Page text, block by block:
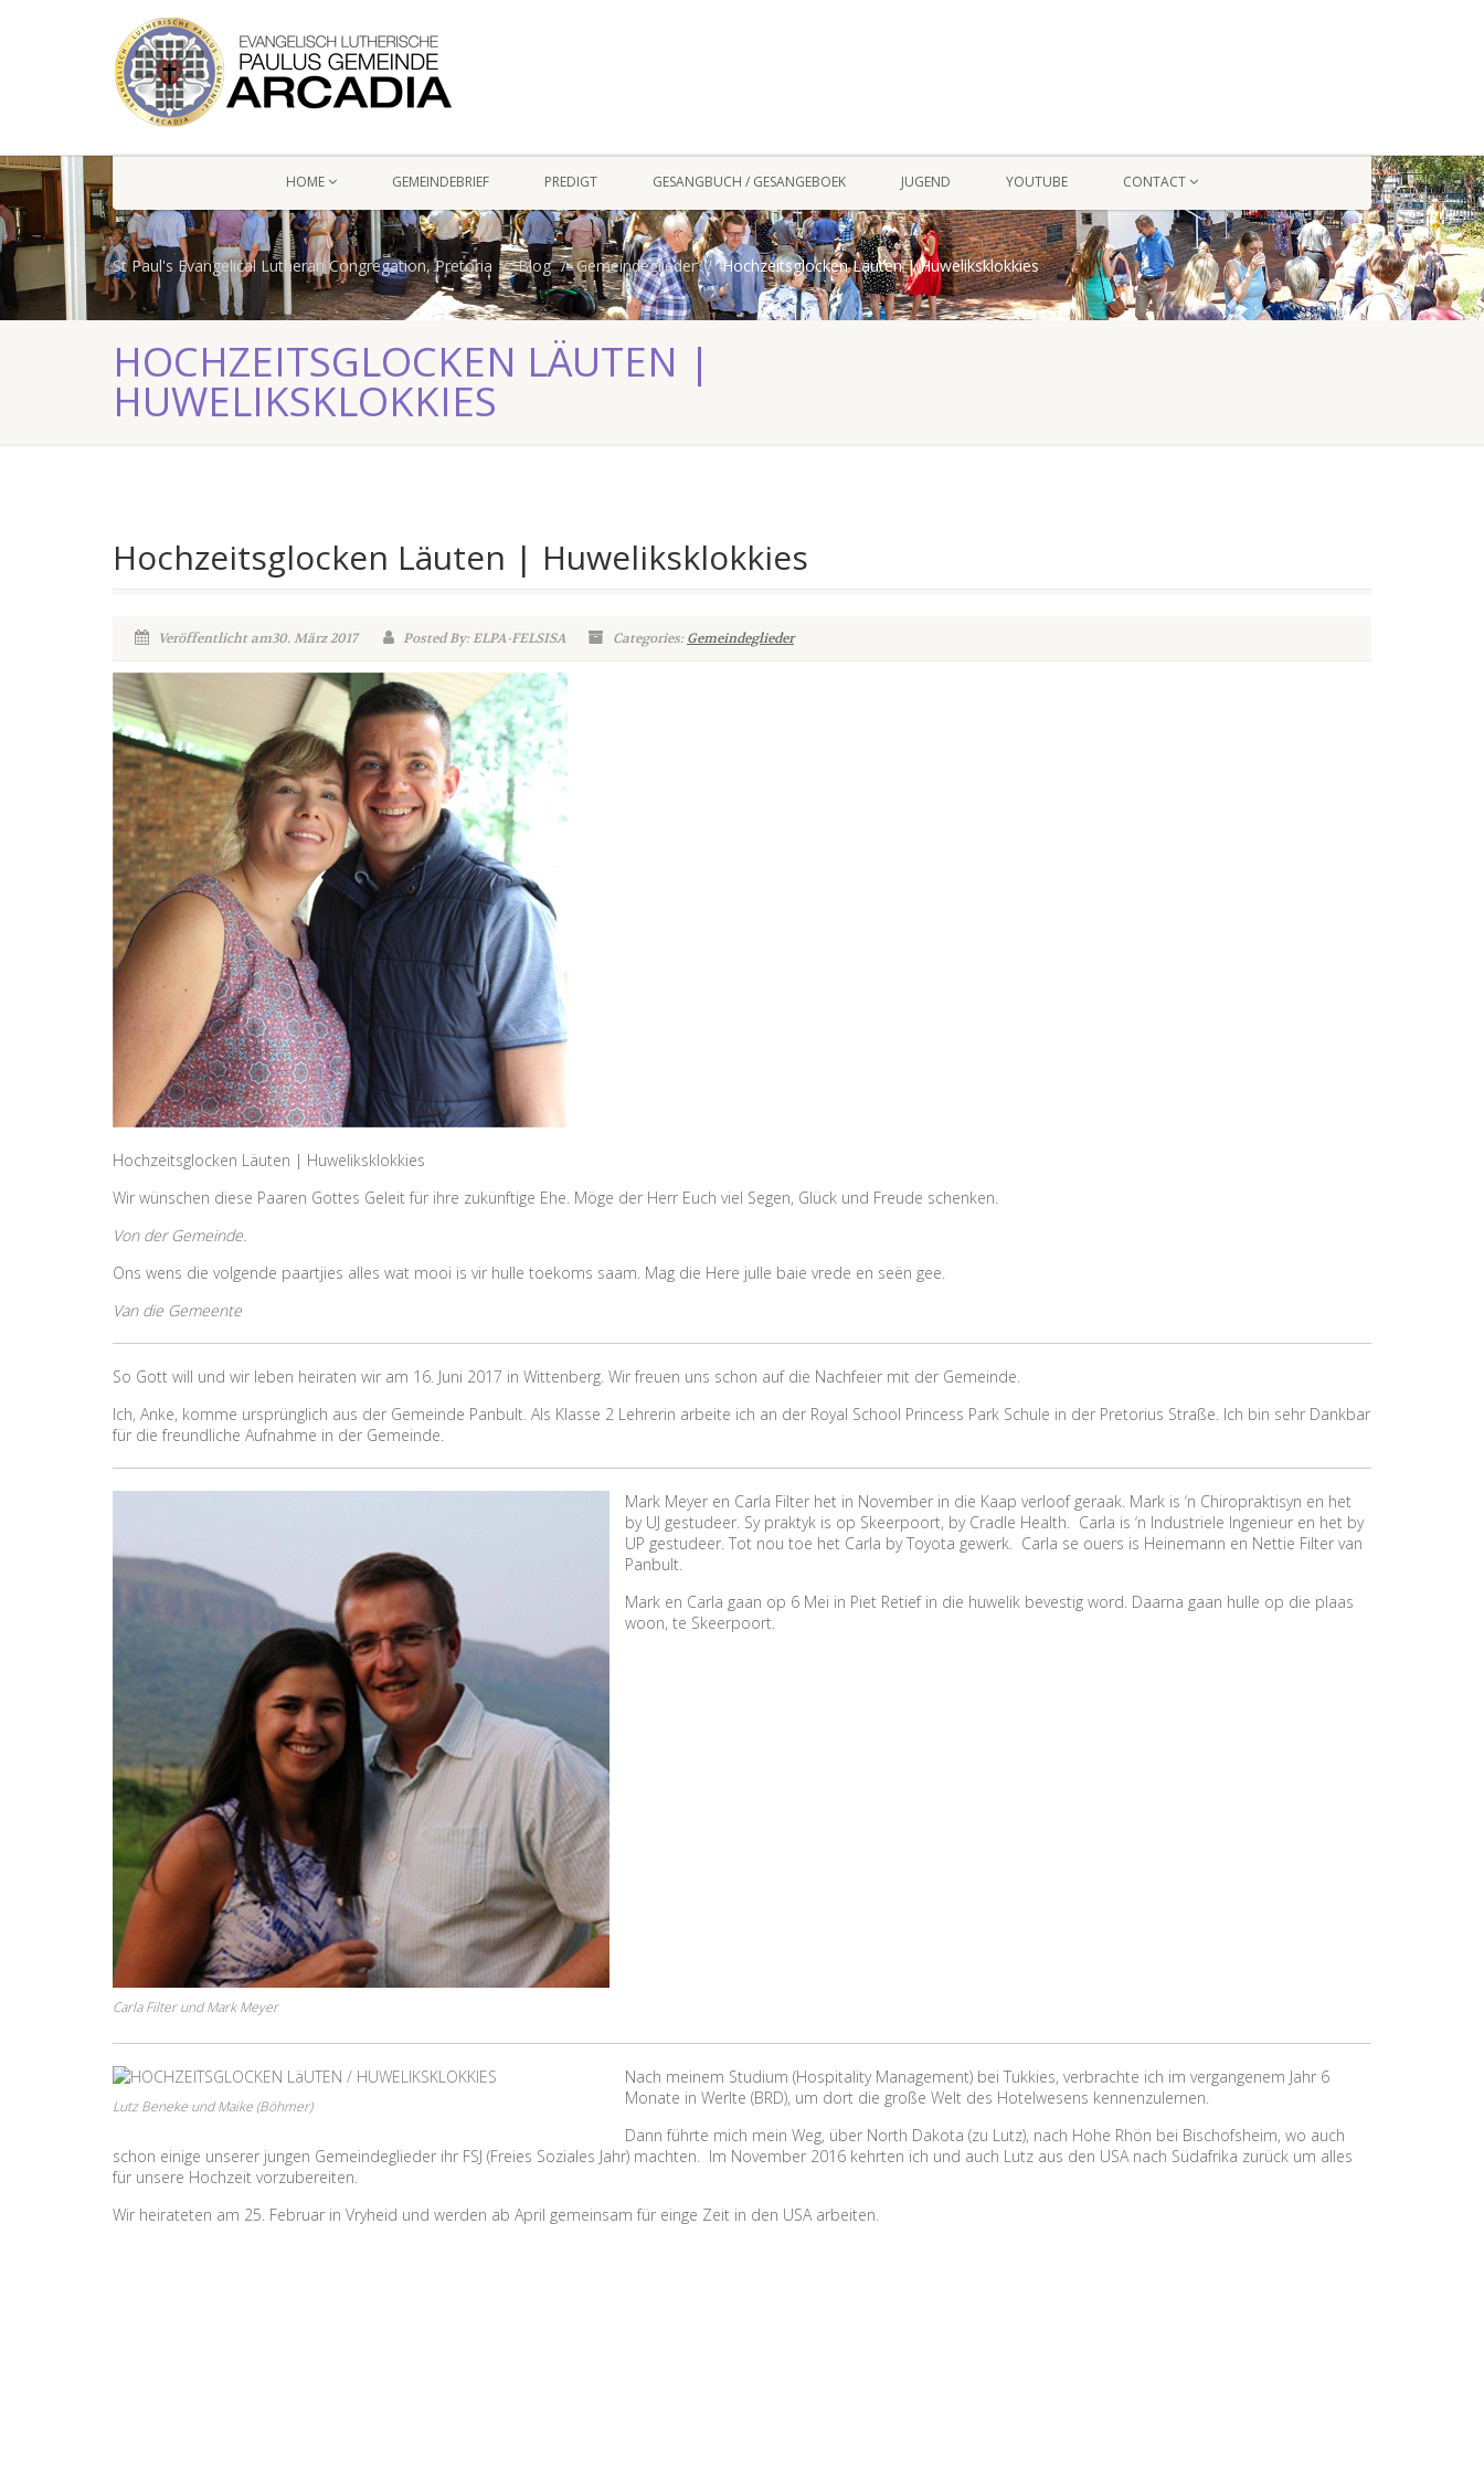
HOME GEMEINDEBRIEF PREDIGT GESANGBUCH / GESANGEBOEK JUGEND YOUTUBE CONTACT
St Paul's Evangelical Lutheran Congregation, Pretoria Blog Gemeindeglieder Hochzeitsglocken Läuten | Huweliksklokkies
HOCHZEITSGLOCKEN LÄUTEN |
HUWELIKSKLOKKIES
Hochzeitsglocken Läuten | Huweliksklokkies
Veröffentlicht am30. März 2017 Posted By: ELPA-FELSISA Categories:Gemeindeglieder
Hochzeitsglocken Läuten | Huweliksklokkies
Wir wünschen diese Paaren Gottes Geleit für ihre zukünftige Ehe. Möge der Herr Euch viel Segen, Glück und Freude schenken.
Von der Gemeinde.
Ons wens die volgende paartjies alles wat mooi is vir hulle toekoms saam. Mag die Here julle baie vrede en seën gee.
Van die Gemeente
So Gott will und wir leben heiraten wir am 16. Juni 2017 in Wittenberg. Wir freuen uns schon auf die Nachfeier mit der Gemeinde.
Ich, Anke, komme ursprünglich aus der Gemeinde Panbult. Als Klasse 2 Lehrerin arbeite ich an der Royal School Princess Park Schule in der Pretorius Straße. Ich bin sehr Dankbar
für die freundliche Aufnahme in der Gemeinde.
Carla Filter und Mark Meyer
Mark Meyer en Carla Filter het in November in die Kaap verloof geraak. Mark is ‘n Chiropraktisyn en het
by UJ gestudeer. Sy praktyk is op Skeerpoort, by Cradle Health. Carla is ‘n Industriele Ingenieur en het by
UP gestudeer. Tot nou toe het Carla by Toyota gewerk. Carla se ouers is Heinemann en Nettie Filter van
Panbult.
Mark en Carla gaan op 6 Mei in Piet Retief in die huwelik bevestig word. Daarna gaan hulle op die plaas
woon, te Skeerpoort.
Lutz Beneke und Maike (Böhmer)
Nach meinem Studium (Hospitality Management) bei Tukkies, verbrachte ich im vergangenem Jahr 6
Monate in Werlte (BRD), um dort die große Welt des Hotelwesens kennenzulernen.
Dann führte mich mein Weg, über North Dakota (zu Lutz), nach Hohe Rhön bei Bischofsheim, wo auch
schon einige unserer jungen Gemeindeglieder ihr FSJ (Freies Soziales Jahr) machten. Im November 2016 kehrten ich und auch Lutz aus den USA nach Südafrika zurück um alles
für unsere Hochzeit vorzubereiten.
Wir heirateten am 25. Februar in Vryheid und werden ab April gemeinsam für einge Zeit in den USA arbeiten.